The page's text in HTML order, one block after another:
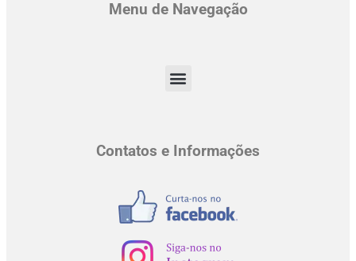
Menu de Navegação
Contatos e Informações